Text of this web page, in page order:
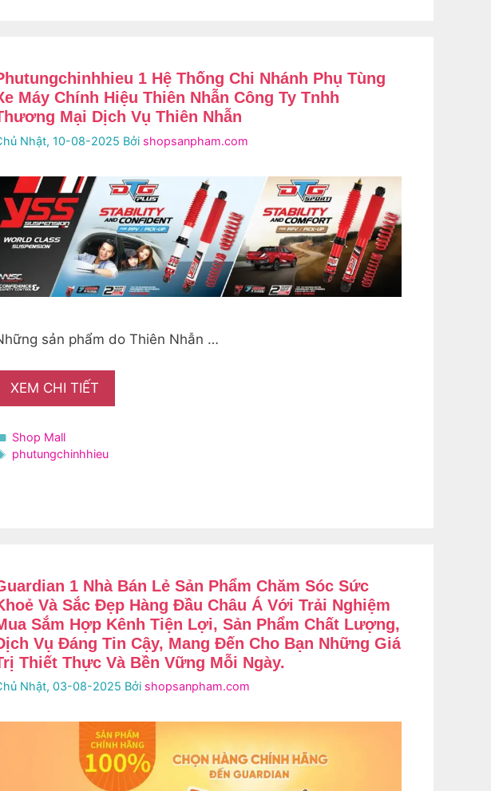
1 Hệ Thống Chi Nhánh Phụ Tùng
Máy Chính Hiệu Thiên Nhẫn Công Ty Tnhh
Mại Dịch Vụ Thiên Nhẫn
Nhật, 10-08-2025 Bởi shopsanpham.com
sản phẩm do Thiên Nhẫn …
XEM CHI TIẾT
Danh
mục
Shop Mall
Thẻ
phutungchinhhieu
1 Nhà Bán Lẻ Sản Phẩm Chăm Sóc Sức
Và Sắc Đẹp Hàng Đầu Châu Á Với Trải Nghiệm
Sắm Hợp Kênh Tiện Lợi, Sản Phẩm Chất Lượng,
Vụ Đáng Tin Cậy, Mang Đến Cho Bạn Những Giá
Thiết Thực Và Bền Vững Mỗi Ngày.
Nhật, 03-08-2025 Bởi shopsanpham.com